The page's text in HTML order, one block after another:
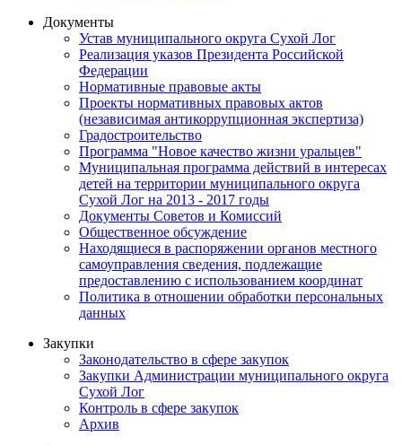
Документы
Устав муниципального округа Сухой Лог
Реализация указов Президента Российской
Федерации
Нормативные правовые акты
Проекты нормативных правовых актов
(независимая антикоррупционная экспертиза)
Градостроительство
Программа "Новое качество жизни уральцев"
Муниципальная программа действий в интересах
детей на территории муниципального округа
Сухой Лог на 2013 - 2017 годы
Документы Советов и Комиссий
Общественное обсуждение
Находящиеся в распоряжении органов местного
самоуправления сведения, подлежащие
предоставлению с использованием координат
Политика в отношении обработки персональных
данных
Закупки
Законодательство в сфере закупок
Закупки Администрации муниципального округа
Сухой Лог
Контроль в сфере закупок
Архив